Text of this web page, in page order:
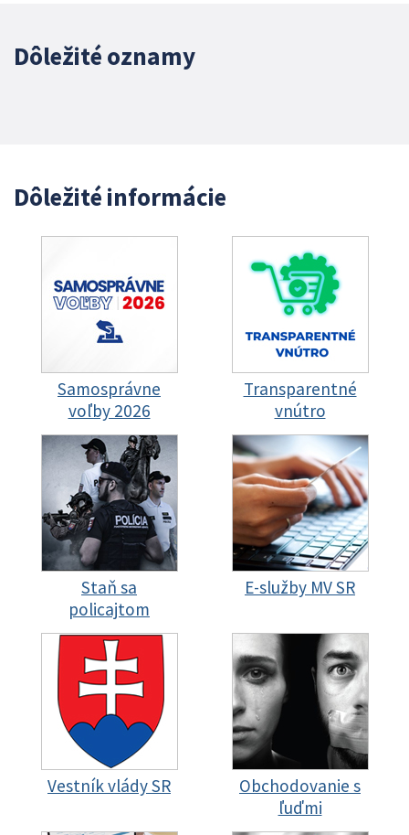
Dôležité oznamy
Dôležité informácie
Samosprávne
voľby 2026
Transparentné
vnútro
Staň sa
policajtom
E-služby MV SR
Vestník vlády SR
Obchodovanie s
ľuďmi